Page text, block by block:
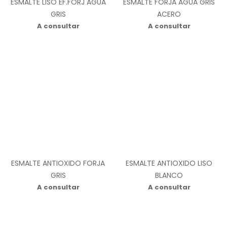
ESMALTE LISO EF.FORJ AGUA
GRIS
A consultar
ESMALTE FORJA AGUA GRIS
ACERO
A consultar
ESMALTE ANTIOXIDO FORJA
GRIS
A consultar
ESMALTE ANTIOXIDO LISO
BLANCO
A consultar